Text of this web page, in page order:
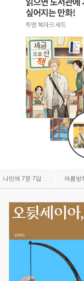
나민애 7문 7답 여름방